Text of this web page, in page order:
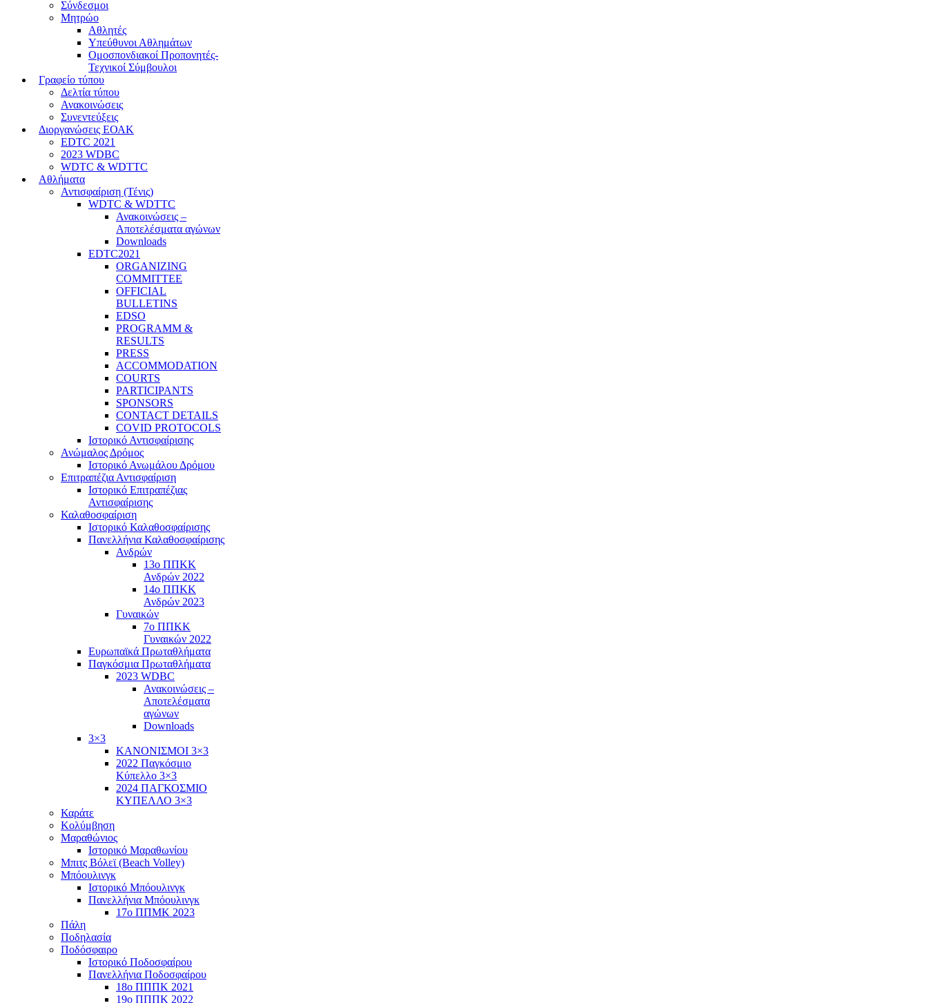
Σύνδεσμοι
Μητρώο
Αθλητές
Υπεύθυνοι Αθλημάτων
Ομοσπονδιακοί Προπονητές-
Τεχνικοί Σύμβουλοι
Γραφείο τύπου
Δελτία τύπου
Ανακοινώσεις
Συνεντεύξεις
Διοργανώσεις ΕΟΑΚ
EDTC 2021
2023 WDBC
WDTC & WDTTC
Αθλήματα
Αντισφαίριση (Τένις)
WDTC & WDTTC
Ανακοινώσεις –
Αποτελέσματα αγώνων
Downloads
EDTC2021
ORGANIZING
COMMITTEE
OFFICIAL
BULLETINS
EDSO
PROGRAMM &
RESULTS
PRESS
ACCOMMODATION
COURTS
PARTICIPANTS
SPONSORS
CONTACT DETAILS
COVID PROTOCOLS
Ιστορικό Αντισφαίρισης
Ανώμαλος Δρόμος
Ιστορικό Ανωμάλου Δρόμου
Επιτραπέζια Αντισφαίριση
Ιστορικό Επιτραπέζιας
Αντισφαίρισης
Καλαθοσφαίριση
Ιστορικό Καλαθοσφαίρισης
Πανελλήνια Καλαθοσφαίρισης
Ανδρών
13ο ΠΠΚΚ
Ανδρών 2022
14ο ΠΠΚΚ
Ανδρών 2023
Γυναικών
7ο ΠΠΚΚ
Γυναικών 2022
Ευρωπαϊκά Πρωταθλήματα
Παγκόσμια Πρωταθλήματα
2023 WDBC
Ανακοινώσεις –
Αποτελέσματα
αγώνων
Downloads
3×3
ΚΑΝΟΝΙΣΜΟΙ 3×3
2022 Παγκόσμιο
Κύπελλο 3×3
2024 ΠΑΓΚΟΣΜΙΟ
ΚΥΠΕΛΛΟ 3×3
Καράτε
Κολύμβηση
Μαραθώνιος
Ιστορικό Μαραθωνίου
Μπιτς Βόλεϊ (Beach Volley)
Μπόουλινγκ
Ιστορικό Μπόουλινγκ
Πανελλήνια Μπόουλινγκ
17ο ΠΠΜΚ 2023
Πάλη
Ποδηλασία
Ποδόσφαιρο
Ιστορικό Ποδοσφαίρου
Πανελλήνια Ποδοσφαίρου
18ο ΠΠΠΚ 2021
19ο ΠΠΠΚ 2022